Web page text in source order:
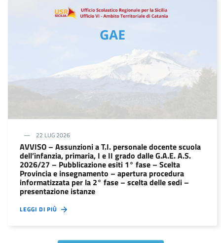
22 LUG 2026
AVVISO – Assunzioni a T.I. personale docente scuola
dell’infanzia, primaria, I e II grado dalle G.A.E. A.S.
2026/27 – Pubblicazione esiti 1° fase – Scelta
Provincia e insegnamento – apertura procedura
informatizzata per la 2° fase – scelta delle sedi –
presentazione istanze
LEGGI DI PIÙ